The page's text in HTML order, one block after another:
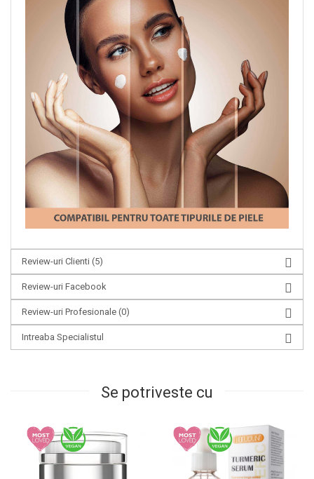
Review-uri Clienti (5)
Review-uri Facebook
Review-uri Profesionale (0)
Intreaba Specialistul
Se potriveste cu